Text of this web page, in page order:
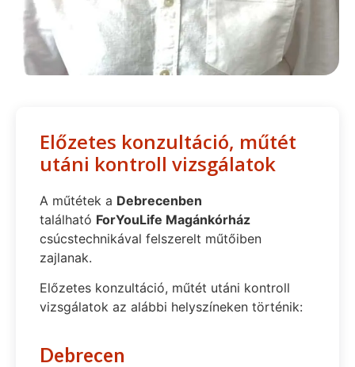
Előzetes konzultáció, műtét
utáni kontroll vizsgálatok
A műtétek a Debrecenben
található ForYouLife Magánkórház
csúcstechnikával felszerelt műtőiben
zajlanak.
Előzetes konzultáció, műtét utáni kontroll
vizsgálatok az alábbi helyszíneken történik:
Debrecen